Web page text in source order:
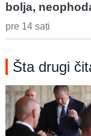
bolja,
pre 14 sati
Šta drugi